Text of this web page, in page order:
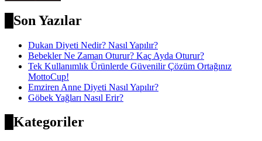
Son Yazılar
Dukan Diyeti Nedir? Nasıl Yapılır?
Bebekler Ne Zaman Oturur? Kaç Ayda Oturur?
Tek Kullanımlık Ürünlerde Güvenilir Çözüm Ortağınız
MottoCup!
Emziren Anne Diyeti Nasıl Yapılır?
Göbek Yağları Nasıl Erir?
Kategoriler